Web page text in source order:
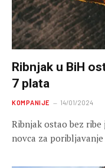
Ribnjak u BiH
7 plata
KOMPANIJE 14/01/2024
Ribnjak ostao bez
novca za